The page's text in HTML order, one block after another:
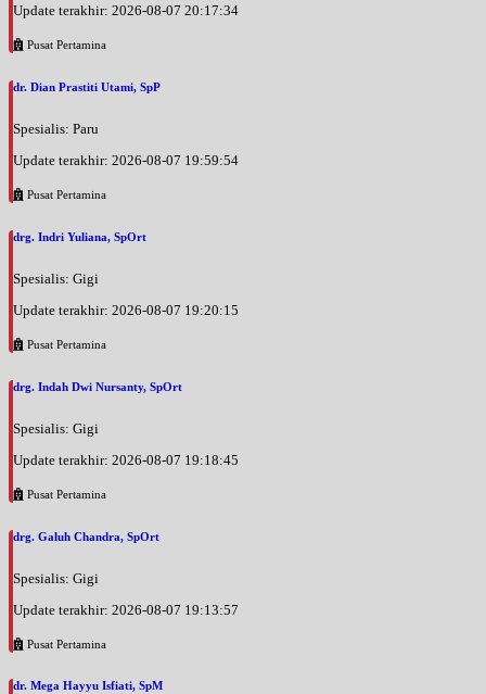
Update terakhir: 2026-08-07 20:17:34
Pusat Pertamina
dr. Dian Prastiti Utami, SpP
Spesialis: Paru
Update terakhir: 2026-08-07 19:59:54
Pusat Pertamina
drg. Indri Yuliana, SpOrt
Spesialis: Gigi
Update terakhir: 2026-08-07 19:20:15
Pusat Pertamina
drg. Indah Dwi Nursanty, SpOrt
Spesialis: Gigi
Update terakhir: 2026-08-07 19:18:45
Pusat Pertamina
drg. Galuh Chandra, SpOrt
Spesialis: Gigi
Update terakhir: 2026-08-07 19:13:57
Pusat Pertamina
dr. Mega Hayyu Isfiati, SpM